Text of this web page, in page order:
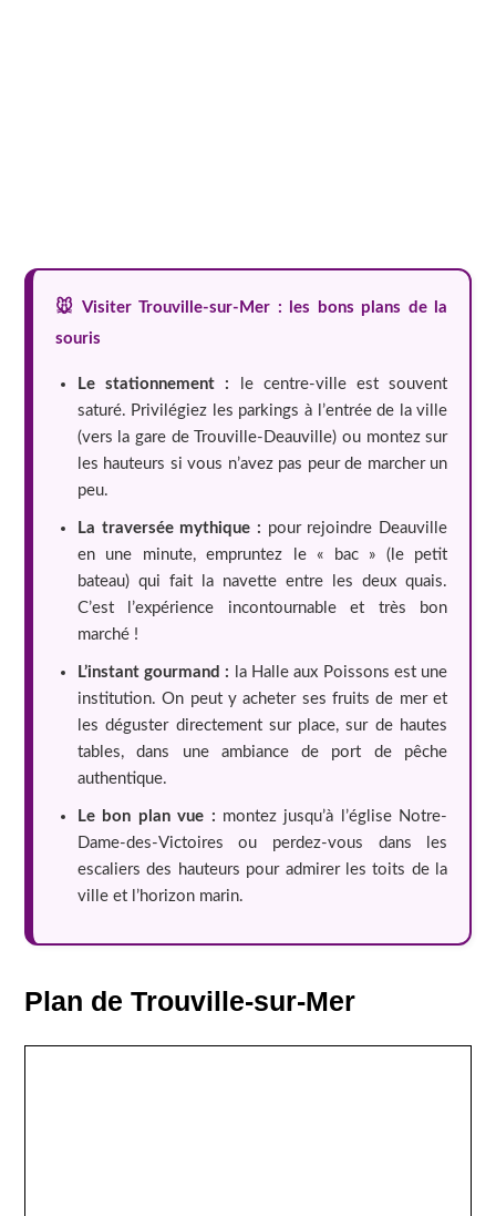
🐭 Visiter Trouville-sur-Mer : les bons plans de la
souris
Le stationnement : le centre-ville est souvent
saturé. Privilégiez les parkings à l’entrée de la ville
(vers la gare de Trouville-Deauville) ou montez sur
les hauteurs si vous n’avez pas peur de marcher un
peu.
La traversée mythique : pour rejoindre Deauville
en une minute, empruntez le « bac » (le petit
bateau) qui fait la navette entre les deux quais.
C’est l’expérience incontournable et très bon
marché !
L’instant gourmand : la Halle aux Poissons est une
institution. On peut y acheter ses fruits de mer et
les déguster directement sur place, sur de hautes
tables, dans une ambiance de port de pêche
authentique.
Le bon plan vue : montez jusqu’à l’église Notre-
Dame-des-Victoires ou perdez-vous dans les
escaliers des hauteurs pour admirer les toits de la
ville et l’horizon marin.
Plan de Trouville-sur-Mer